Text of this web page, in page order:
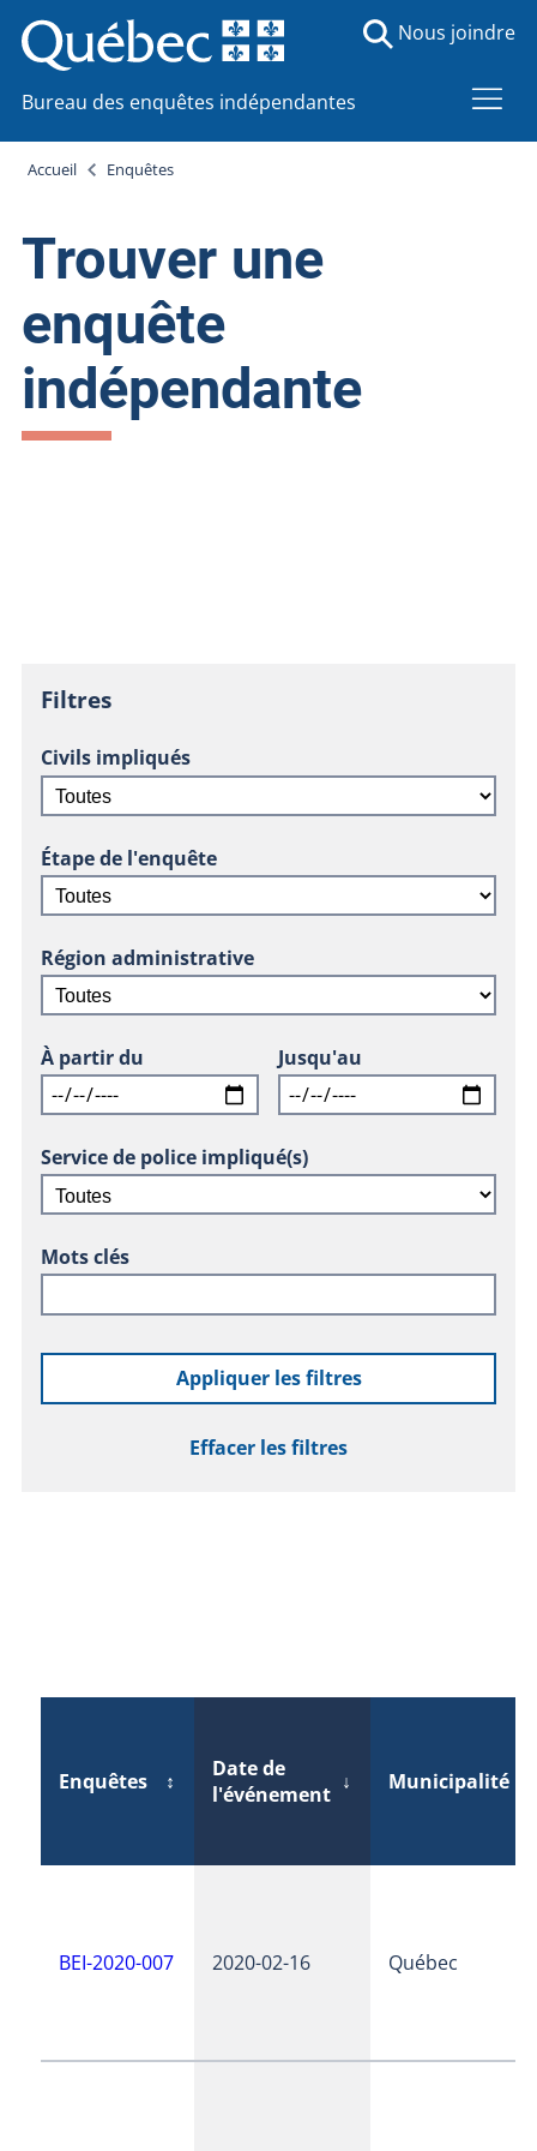
Bureau des enquêtes indépendantes
Nous joindre
Accueil Enquêtes
Trouver une
enquête
indépendante
Filtres
Civils impliqués
Étape de l'enquête
Région administrative
À partir du Jusqu'au
Service de police impliqué(s)
Mots clés
Appliquer les filtres
Effacer les filtres
Enquêtes ↕
Date de
l'événement ↓ Municipalité
BEI-2020-007 2020-02-16 Québec